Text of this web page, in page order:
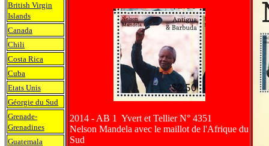
2014 - AB 1 Yvert et Tellier N° 4351
Nelson Mandela avec le maillot de l'Afrique du
Sud
British Virgin
Islands
Canada
Chili
Costa Rica
Cuba
Etats Unis
Géorgie du Sud
Grenade-
Grenadines
Guatemala